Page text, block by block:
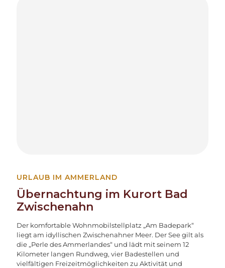
URLAUB IM AMMERLAND
Übernachtung im Kurort Bad
Zwischenahn
Der komfortable Wohnmobilstellplatz „Am Badepark“
liegt am idyllischen Zwischenahner Meer. Der See gilt als
die „Perle des Ammerlandes“ und lädt mit seinem 12
Kilometer langen Rundweg, vier Badestellen und
vielfältigen Freizeitmöglichkeiten zu Aktivität und